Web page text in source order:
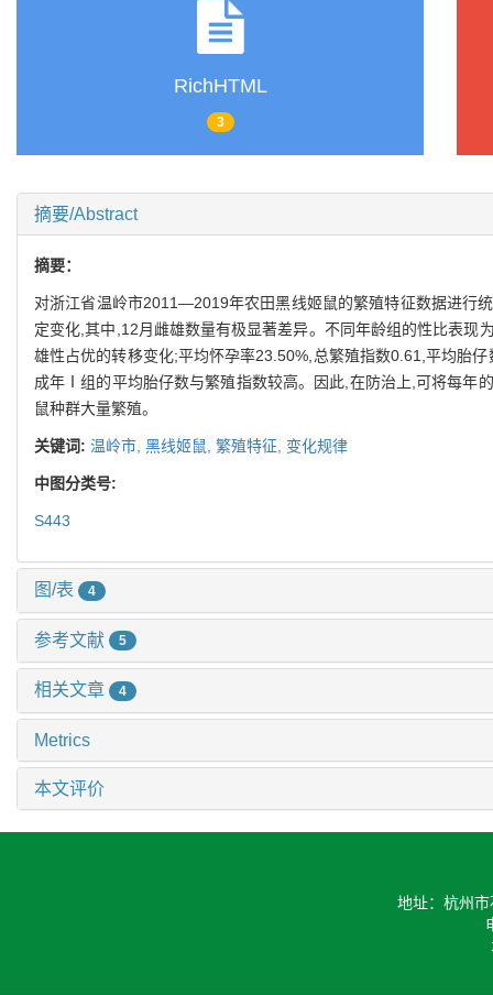
RichHTML
3
摘要/Abstract
摘要：
对浙江省温岭市2011—2019年农田黑线姬鼠的繁殖特征数据进行
定变化,其中,12月雌雄数量有极显著差异。不同年龄组的性比表
雄性占优的转移变化;平均怀孕率23.50%,总繁殖指数0.61,平均胎
成年Ⅰ组的平均胎仔数与繁殖指数较高。因此,在防治上,可将每年
鼠种群大量繁殖。
关键词: 温岭市, 黑线姬鼠, 繁殖特征, 变化规律
中图分类号:
S443
图/表 4
参考文献 5
相关文章 4
Metrics
本文评价
地址：杭州